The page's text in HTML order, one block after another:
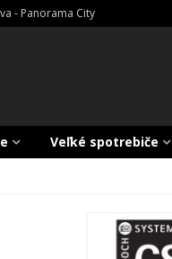
- Panorama City
Veľké spotrebiče